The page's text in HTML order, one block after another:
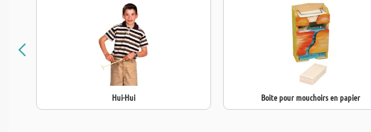
Hui-Hui Boite pour mouchoirs en papier